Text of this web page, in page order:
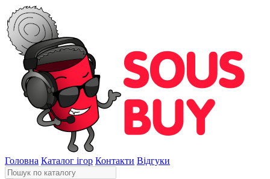
Головна Каталог ігор Контакти Відгуки